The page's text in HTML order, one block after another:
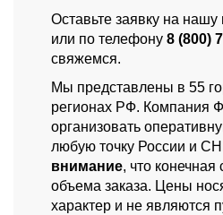
Оставьте заявку на нашу
или по телефону 8 (800)
свяжемся.
Мы представлены в 55
регионах РФ. Компания
организовать
любую точку России и
внимание, что конечная
объема заказа. Цены
характер и не являются